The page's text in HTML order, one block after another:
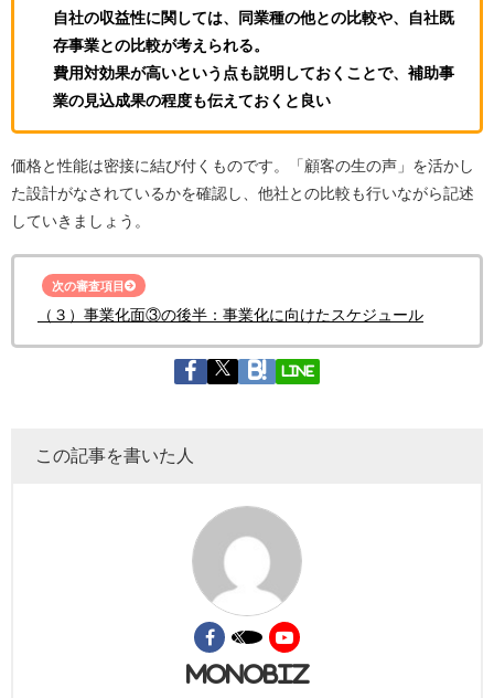
自社の収益性に関しては、同業種の他との比較や、自社既
存事業との比較が考えられる。
費用対効果が高いという点も説明しておくことで、補助事
業の見込成果の程度も伝えておくと良い
価格と性能は密接に結び付くものです。「顧客の生の声」を活かし
た設計がなされているかを確認し、他社との比較も行いながら記述
していきましょう。
次の審査項目
（３）事業化面③の後半：事業化に向けたスケジュール
LINE
この記事を書いた人
monobiz